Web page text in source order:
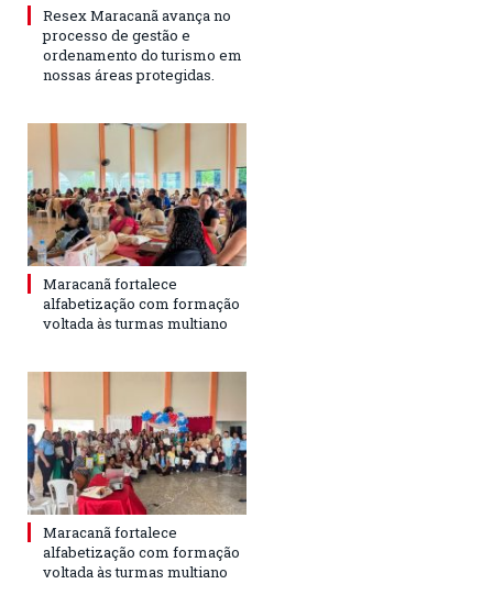
Resex Maracanã avança no
processo de gestão e
ordenamento do turismo em
nossas áreas protegidas.
Maracanã fortalece
alfabetização com formação
voltada às turmas multiano
Maracanã fortalece
alfabetização com formação
voltada às turmas multiano